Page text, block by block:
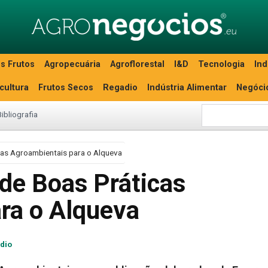
Frutos Agropecuária Agroflorestal I&D Tecnologia
Frutos Secos Regadio Indústria Alimentar
Agroambientais para o Alqueva
Boas Práticas
o Alqueva